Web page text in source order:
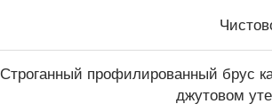
Строганный профилированный брус
джутовом